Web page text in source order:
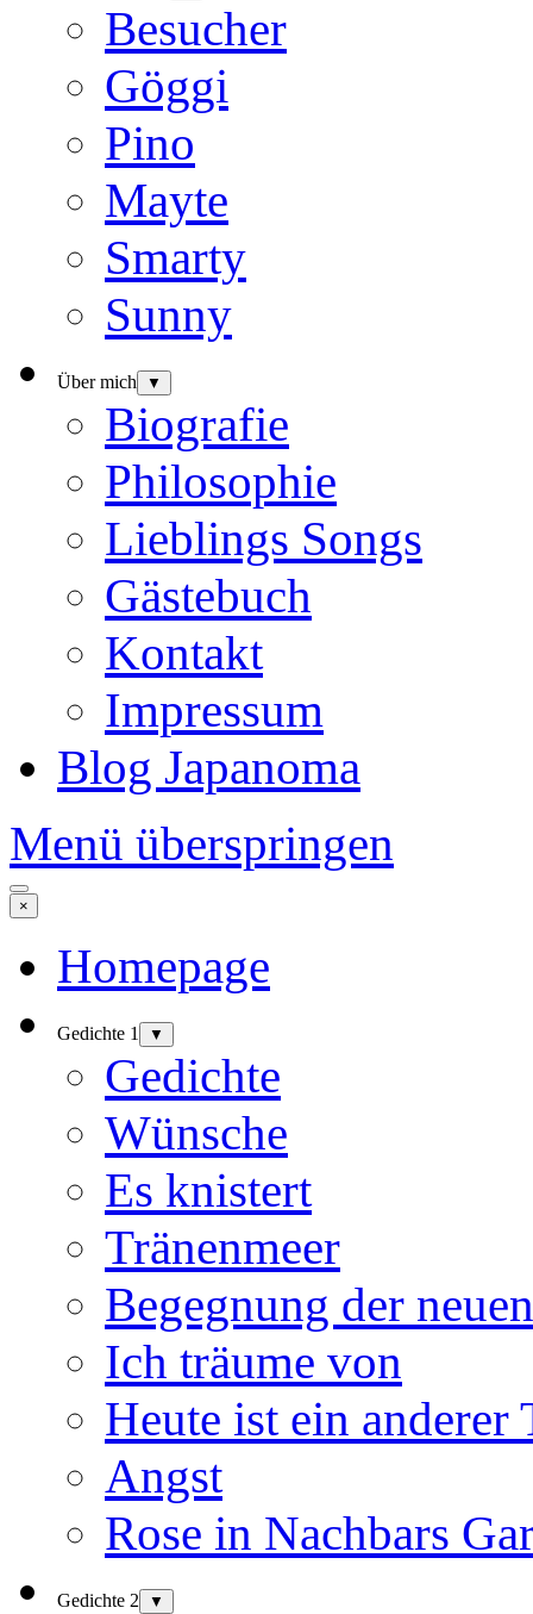
Besucher
Göggi
Pino
Mayte
Smarty
Sunny
Über mich ▼
Biografie
Philosophie
Lieblings Songs
Gästebuch
Kontakt
Impressum
Blog Japanoma
Menü überspringen
×
Homepage
Gedichte 1 ▼
Gedichte
Wünsche
Es knistert
Tränenmeer
Begegnung der
Ich träume von
Heute ist ein anderer
Angst
Rose in Nachbars
Gedichte 2 ▼